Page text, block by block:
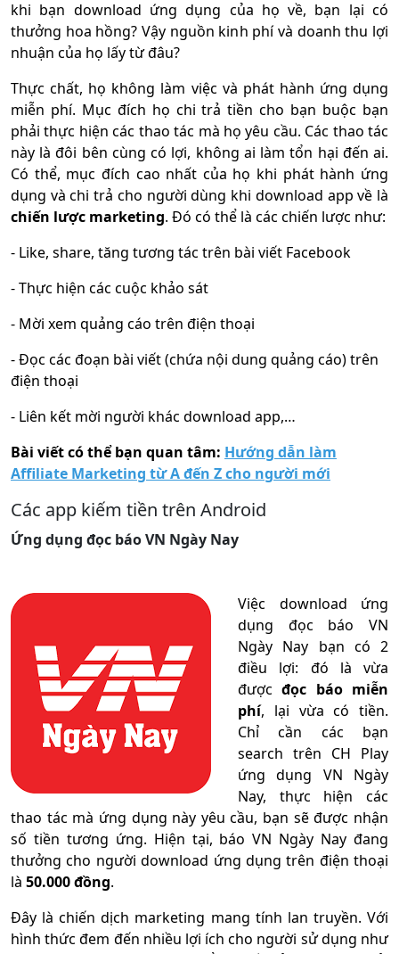
khi bạn download ứng dụng của họ về, bạn lại có
thưởng hoa hồng? Vậy nguồn kinh phí và doanh thu lợi
nhuận của họ lấy từ đâu?
Thực chất, họ không làm việc và phát hành ứng dụng
miễn phí. Mục đích họ chi trả tiền cho bạn buộc bạn
phải thực hiện các thao tác mà họ yêu cầu. Các thao tác
này là đôi bên cùng có lợi, không ai làm tổn hại đến ai.
Có thể, mục đích cao nhất của họ khi phát hành ứng
dụng và chi trả cho người dùng khi download app về là
chiến lược marketing. Đó có thể là các chiến lược như:
- Like, share, tăng tương tác trên bài viết Facebook
- Thực hiện các cuộc khảo sát
- Mời xem quảng cáo trên điện thoại
- Đọc các đoạn bài viết (chứa nội dung quảng cáo) trên
điện thoại
- Liên kết mời người khác download app,…
Bài viết có thể bạn quan tâm: Hướng dẫn làm
Affiliate Marketing từ A đến Z cho người mới
Các app kiếm tiền trên Android
Ứng dụng đọc báo VN Ngày Nay
Việc download ứng
dụng đọc báo VN
Ngày Nay bạn có 2
điều lợi: đó là vừa
đượcđọc báo miễn
phí, lại vừa có tiền.
Chỉ cần các bạn
search trên CH Play
ứng dụng VN Ngày
Nay, thực hiện các
thao tác mà ứng dụng này yêu cầu, bạn sẽ được nhận
số tiền tương ứng. Hiện tại, báo VN Ngày Nay đang
thưởng cho người download ứng dụng trên điện thoại
là 50.000 đồng.
Đây là chiến dịch marketing mang tính lan truyền. Với
hình thức đem đến nhiều lợi ích cho người sử dụng như